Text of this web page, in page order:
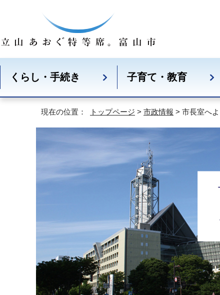
くらし・手続き 子育て・教育
現在の位置： トップページ > 市政情報 > 市長室へ